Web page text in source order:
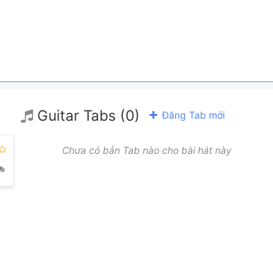
Guitar Tabs (0) Đăng Tab mới
Chưa có bản Tab nào cho bài hát này